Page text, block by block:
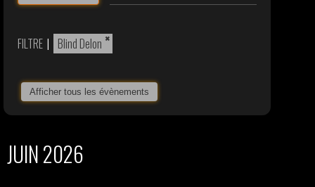
FILTRE | ×
Blind Delon
Afficher tous les évènements
JUIN 2026